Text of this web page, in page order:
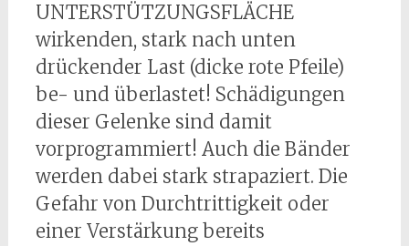
UNTERSTÜTZUNGSFLÄCHE
wirkenden, stark nach unten
drückender Last (dicke rote Pfeile)
be- und überlastet! Schädigungen
dieser Gelenke sind damit
vorprogrammiert! Auch die Bänder
werden dabei stark strapaziert. Die
Gefahr von Durchtrittigkeit oder
einer Verstärkung bereits